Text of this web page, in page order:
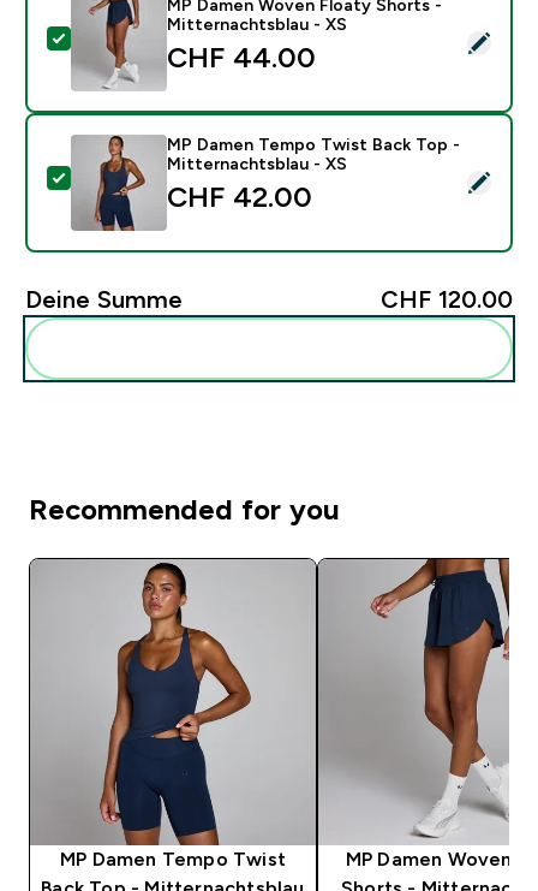
Dieses Produkt ausw�hlen - MP Damen Woven
MP Damen Woven Floaty Shorts -
Mitternachtsblau - XS
CHF 44.00‎
Dieses Produkt ausw�hlen - MP Damen Tempo
MP Damen Tempo Twist Back Top -
Mitternachtsblau - XS
CHF 42.00‎
Deine Summe CHF 120.00‎
Recommended for you
MP Damen Tempo Twist
MP Damen Woven